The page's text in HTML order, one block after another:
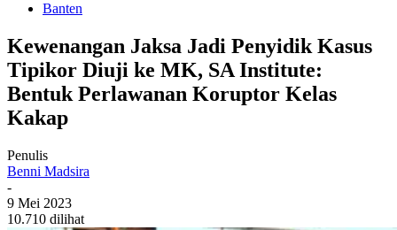
Banten
Kewenangan Jaksa Jadi Penyidik Kasus
Tipikor Diuji ke MK, SA Institute:
Bentuk Perlawanan Koruptor Kelas
Kakap
Penulis
Benni Madsira
-
9 Mei 2023
10.710 dilihat